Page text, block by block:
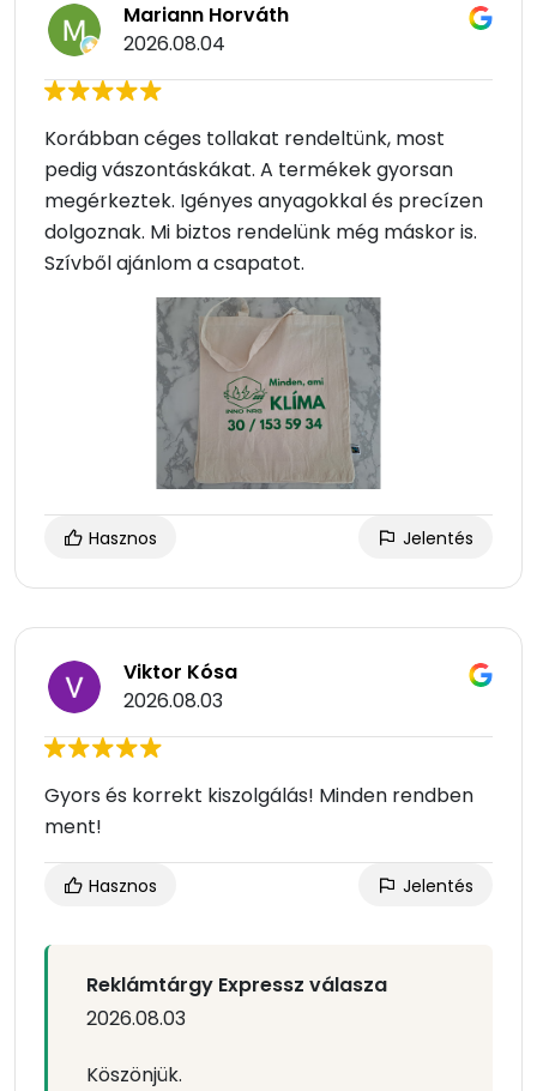
Mariann Horváth
2026.08.04
Korábban céges tollakat rendeltünk, most
pedig vászontáskákat. A termékek gyorsan
megérkeztek. Igényes anyagokkal és precízen
dolgoznak. Mi biztos rendelünk még máskor is.
Szívből ajánlom a csapatot.
Hasznos Jelentés
Viktor Kósa
2026.08.03
Gyors és korrekt kiszolgálás! Minden rendben
ment!
Hasznos Jelentés
Reklámtárgy Expressz válasza
2026.08.03
Köszönjük.